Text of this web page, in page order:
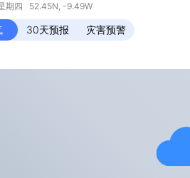
期四 52.45N, -9.49W
30天预报 灾害预警